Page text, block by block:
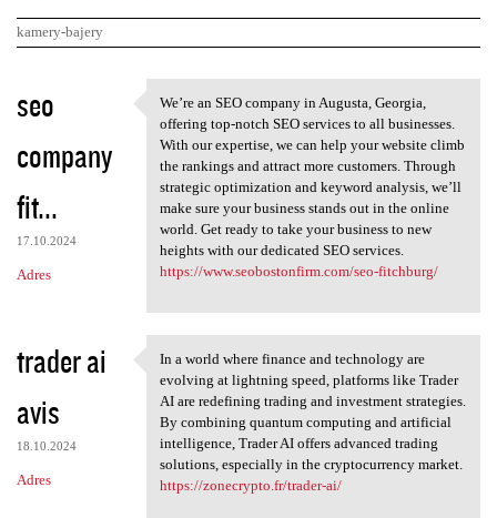
kamery-bajery
K
o
m
e
n
t
a
e
seo
company
fit...
17.10.2024
Adres
We’re an SEO company in
We’re an SEO company in Augusta, Georgia,
offering top-notch SEO services to all businesses.
With our expertise, we can help your website climb
the rankings and attract more customers. Through
strategic optimization and keyword analysis, we’ll
make sure your business stands out in the online
world. Get ready to take your business to new
heights with our dedicated SEO services.
https://www.seobostonfirm.com/seo-fitchburg/
trader ai
avis
18.10.2024
Adres
In a world where finance and
In a world where finance and technology are
evolving at lightning speed, platforms like Trader
AI are redefining trading and investment strategies.
By combining quantum computing and artificial
intelligence, Trader AI offers advanced trading
solutions, especially in the cryptocurrency market.
https://zonecrypto.fr/trader-ai/